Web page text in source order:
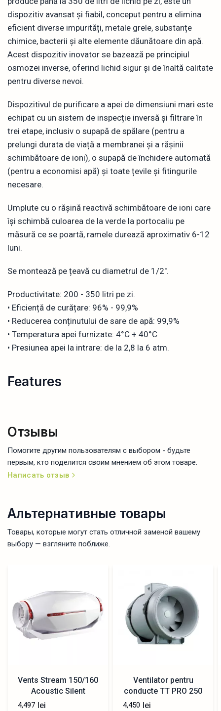
dispozitiv avansat și fiabil, conceput pentru a elimina
eficient diverse impurități, metale grele, substanțe
chimice, bacterii și alte elemente dăunătoare din apă.
Acest dispozitiv inovator se bazează pe principiul
osmozei inverse, oferind lichid sigur și de înaltă calitate
pentru diverse nevoi.
Dispozitivul de purificare a apei de dimensiuni mari este
echipat cu un sistem de inspecție inversă și filtrare în
trei etape, inclusiv o supapă de spălare (pentru a
prelungi durata de viață a membranei și a rășinii
schimbătoare de ioni), o supapă de închidere automată
(pentru a economisi apă) și toate țevile și fitingurile
necesare.
Umplute cu o rășină reactivă schimbătoare de ioni care
își schimbă culoarea de la verde la portocaliu pe
măsură ce se poartă, ramele durează aproximativ 6-12
luni.
Se montează pe țeavă cu diametrul de 1/2".
Productivitate: 200 - 350 litri pe zi.
• Eficiență de curățare: 96% - 99,9%
• Reducerea conținutului de sare de apă: 99,9%
• Temperatura apei furnizate: 4°С + 40°C
• Presiunea apei la intrare: de la 2,8 la 6 atm.
Features
Отзывы
Помогите другим пользователям с выбором - будьте
первым, кто поделится своим мнением об этом товаре.
Написать отзыв
Альтернативные товары
Товары, которые могут стать отличной заменой вашему
выбору — взгляните поближе.
Vents Stream 150/160
Acoustic Silent
540m3/h
4,497 lei
Ventilator pentru
conducte TT PRO 250
4,450 lei